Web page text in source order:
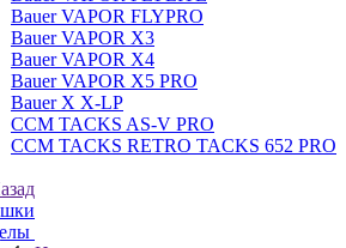
Bauer VAPOR FLYPRO
Bauer VAPOR X3
Bauer VAPOR X4
Bauer VAPOR X5 PRO
Bauer X X-LP
CCM TACKS AS-V PRO
CCM TACKS RETRO TACKS 652 PRO